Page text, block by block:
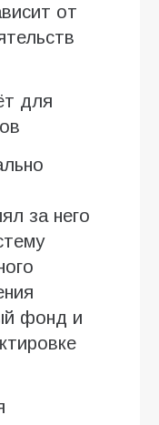
от
для
за него
фонд и